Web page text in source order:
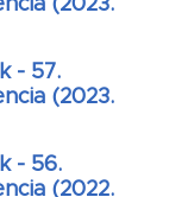
- 57.
(2023.
- 56.
(2022.